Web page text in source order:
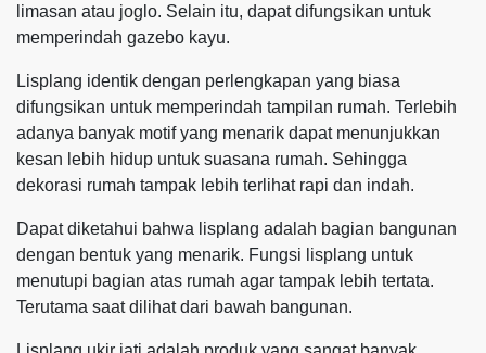
limasan atau joglo. Selain itu, dapat difungsikan untuk
memperindah gazebo kayu.
Lisplang identik dengan perlengkapan yang biasa
difungsikan untuk memperindah tampilan rumah. Terlebih
adanya banyak motif yang menarik dapat menunjukkan
kesan lebih hidup untuk suasana rumah. Sehingga
dekorasi rumah tampak lebih terlihat rapi dan indah.
Dapat diketahui bahwa lisplang adalah bagian bangunan
dengan bentuk yang menarik. Fungsi lisplang untuk
menutupi bagian atas rumah agar tampak lebih tertata.
Terutama saat dilihat dari bawah bangunan.